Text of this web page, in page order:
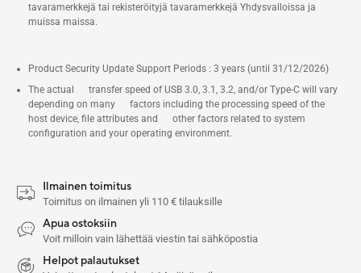
tavaramerkkejä tai rekisteröityjä tavaramerkkejä Yhdysvalloissa ja
muissa maissa.
Product Security Update Support Periods : 3 years (until 31/12/2026)
The actual transfer speed of USB 3.0, 3.1, 3.2, and/or Type-C will vary
depending on many factors including the processing speed of the
host device, file attributes and other factors related to system
configuration and your operating environment.
Ilmainen toimitus
Toimitus on ilmainen yli 110 € tilauksille
Apua ostoksiin
Voit milloin vain lähettää viestin tai sähköpostia
Helpot palautukset